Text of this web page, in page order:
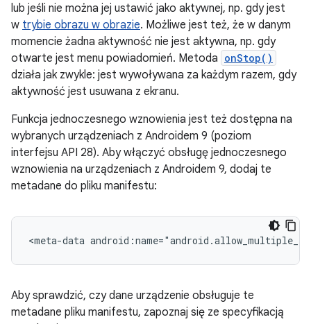
lub jeśli nie można jej ustawić jako aktywnej, np. gdy jest
w trybie obrazu w obrazie. Możliwe jest też, że w danym
momencie żadna aktywność nie jest aktywna, np. gdy
otwarte jest menu powiadomień. Metoda onStop()
działa jak zwykle: jest wywoływana za każdym razem, gdy
aktywność jest usuwana z ekranu.
Funkcja jednoczesnego wznowienia jest też dostępna na
wybranych urządzeniach z Androidem 9 (poziom
interfejsu API 28). Aby włączyć obsługę jednoczesnego
wznowienia na urządzeniach z Androidem 9, dodaj te
metadane do pliku manifestu:
<meta-data
Aby sprawdzić, czy dane urządzenie obsługuje te
metadane pliku manifestu, zapoznaj się ze specyfikacją